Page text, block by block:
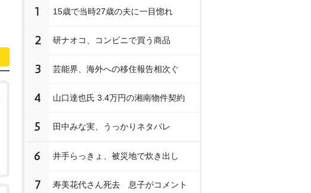
1 15歳で当時27歳の夫に一目惚れ
2 研ナオコ、コンビニで買う商品
3 芸能界、海外への移住報告相次ぐ
4 山口達也氏 3.4万円の湘南物件契約
5 田中みな実、うっかりネタバレ
6 井手らっきょ、被災地で炊き出し
7 寿美花代さん死去 息子がコメント